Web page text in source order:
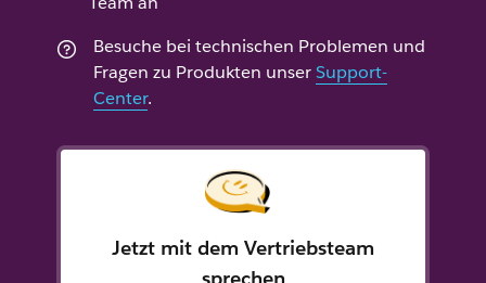
Besuche bei technischen Problemen und
Fragen zu Produkten unserSupport-
Center.
Jetzt mit dem Vertriebsteam